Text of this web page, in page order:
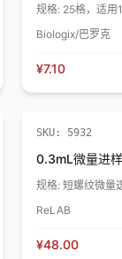
规格: 25格，适用
Biologix/巴罗克
¥7.10
SKU: 5932
0.3mL微量进
规格:短螺纹微量
ReLAB
¥48.00